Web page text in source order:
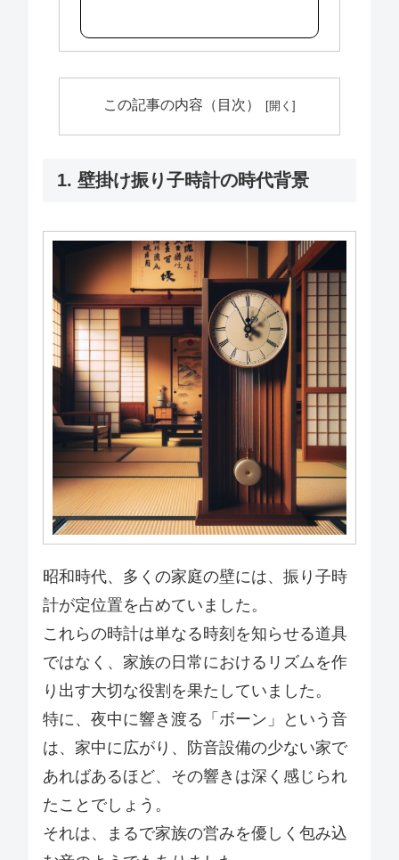
この記事の内容（目次）
1. 壁掛け振り子時計の時代背景
昭和時代、多くの家庭の壁には、振り子時
計が定位置を占めていました。
これらの時計は単なる時刻を知らせる道具
ではなく、家族の日常におけるリズムを作
り出す大切な役割を果たしていました。
特に、夜中に響き渡る「ボーン」という音
は、家中に広がり、防音設備の少ない家で
あればあるほど、その響きは深く感じられ
たことでしょう。
それは、まるで家族の営みを優しく包み込